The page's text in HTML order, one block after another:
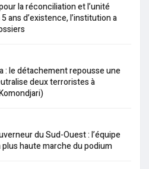
la réconciliation et l’unité
ans d’existence, l’institution a
: le détachement repousse une
deux terroristes à
du Sud-Ouest : l’équipe
plus haute marche du podium